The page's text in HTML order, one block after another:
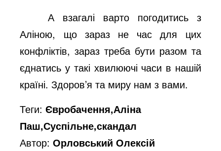
А взагалі варто погодитись з
Аліною, що зараз не час для цих
конфліктів, зараз треба бути разом та
єднатись у такі хвилюючі часи в нашій
країні. Здоров’я та миру нам з вами.
Теги:Євробачення,Аліна
Паш,Суспільне,скандал
Автор:Орловський Олексій